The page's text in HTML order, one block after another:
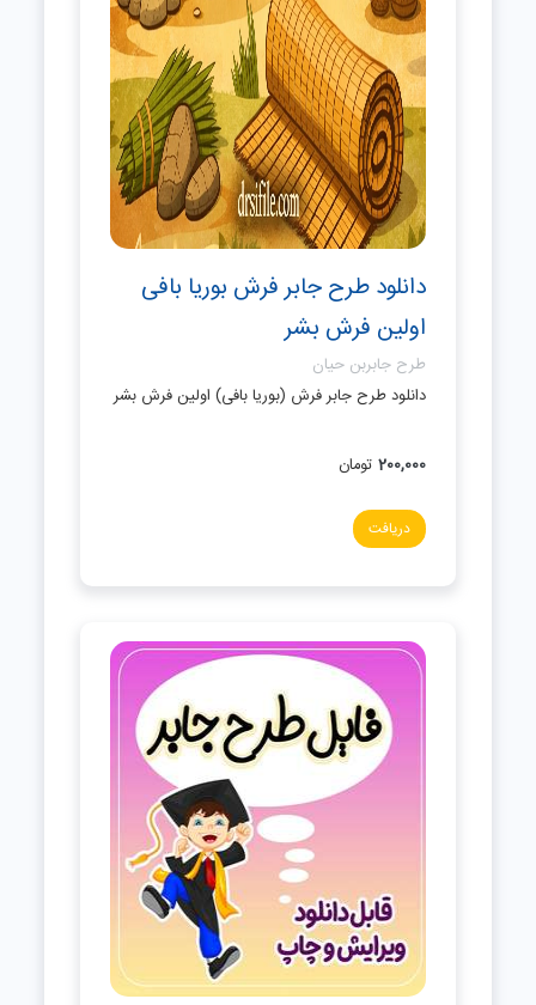
دانلود طرح جابر فرش بوریا بافی
اولین فرش بشر
طرح جابربن حیان
دانلود طرح جابر فرش (بوریا بافی) اولین فرش بشر
200,000 تومان
دریافت